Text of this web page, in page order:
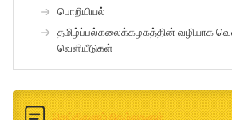
பொறியியல்
தமிழ்ப்பல்கலைக்கழகத்தின் வழியாக
வெளியீடுகள்
செய்திகளும் நிகழ்வுகளும்